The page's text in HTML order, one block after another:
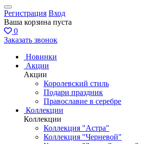
Регистрация Вход
Ваша корзина пуста
0
Заказать звонок
Новинки
Акции
Акции
Королевский стиль
Подари праздник
Православие в серебре
Коллекции
Коллекции
Коллекция "Астра"
Коллекция "Черневой"